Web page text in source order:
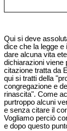
Qui si deve
dice che la legge e
dare alcuna vita
dichiarazioni viene
citazione tratta da
qui si tratti della
congregazione e
rinascita". Come
purtroppo alcuni
e senza citare il
Vogliamo perciò
e dopo questo